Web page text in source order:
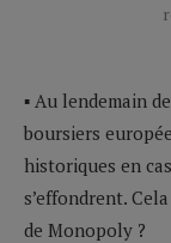
▪ Au lendemain
boursiers
historiques en
s’effondrent.
de Monopoly ?